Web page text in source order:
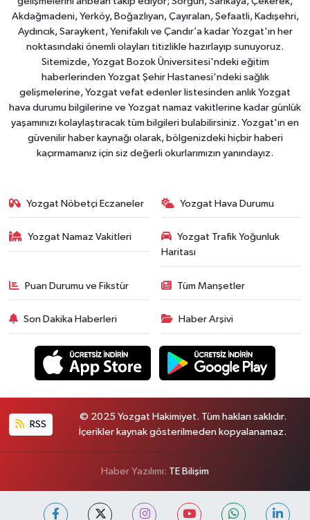
Akdağmadeni, Yerköy, Boğazlıyan, Çayıralan, Şefaatli, Kadışehri,
Aydıncık, Saraykent, Yenifakılı ve Çandır’a kadar Yozgat'ın her
noktasındaki önemli olayları titizlikle hazırlayıp sunuyoruz.
Sitemizde, Yozgat Bozok Üniversitesi'ndeki eğitim
haberlerinden Yozgat Şehir Hastanesi'ndeki sağlık
gelişmelerine, Yozgat vefat edenler listesinden anlık Yozgat
hava durumu bilgilerine ve Yozgat namaz vakitlerine kadar günlük
yaşamınızı kolaylaştıracak tüm bilgileri bulabilirsiniz. Yozgat'ın en
güvenilir haber kaynağı olarak, bölgenizdeki hiçbir haberi
kaçırmamanız için siz değerli okurlarımızın yanındayız.
Yozgat Nöbetçi Eczaneler Yozgat Hava Durumu
Yozgat Namaz Vakitleri
Yozgat Trafik Yoğunluk
Haritası
Puan Durumu ve Fikstür Tüm Manşetler
Son Dakika Haberleri Haber Arşivi
RSS
© 2025 Yozgat Hakimiyet. Tüm hakları saklıdır.
İçerikler kaynak gösterilmeden kopyalanamaz.
Haber Yazılımı: TE Bilişim